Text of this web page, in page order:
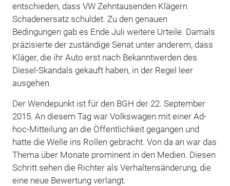
entschieden, dass VW Zehntausenden Klägern
Schadenersatz schuldet. Zu den genauen
Bedingungen gab es Ende Juli weitere Urteile. Damals
präzisierte der zuständige Senat unter anderem, dass
Kläger, die ihr Auto erst nach Bekanntwerden des
Diesel-Skandals gekauft haben, in der Regel leer
ausgehen.
Der Wendepunkt ist für den BGH der 22. September
2015. An diesem Tag war Volkswagen mit einer Ad-
hoc-Mitteilung an die Öffentlichkeit gegangen und
hatte die Welle ins Rollen gebracht. Von da an war das
Thema über Monate prominent in den Medien. Diesen
Schritt sehen die Richter als Verhaltensänderung, die
eine neue Bewertung verlangt.